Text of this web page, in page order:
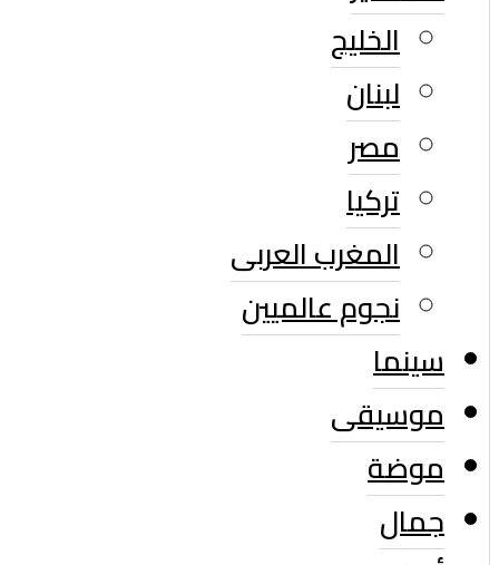
الخليج
لبنان
مصر
تركيا
المغرب العربى
نجوم عالميين
سينما
موسيقى
موضة
جمال